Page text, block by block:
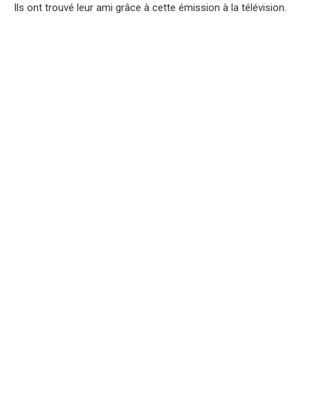
Ils ont trouvé leur ami grâce à cette émission à la télévision.